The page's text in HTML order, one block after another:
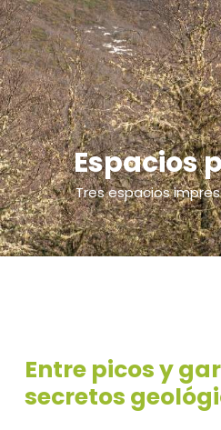
Espacios
Tres espacios
Entre picos y
secretos